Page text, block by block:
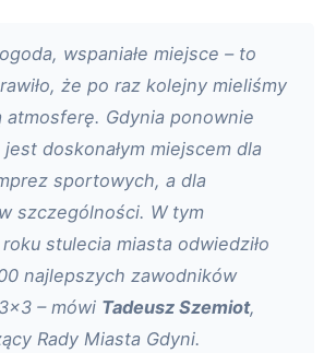
wspaniałe miejsce – to
że po raz kolejny mieliśmy
atmosferę. Gdynia ponownie
jest doskonałym miejscem dla
sportowych, a dla
szczególności. W tym
stulecia miasta odwiedziło
najlepszych zawodników
– mówi Tadeusz Szemiot,
Rady Miasta Gdyni.